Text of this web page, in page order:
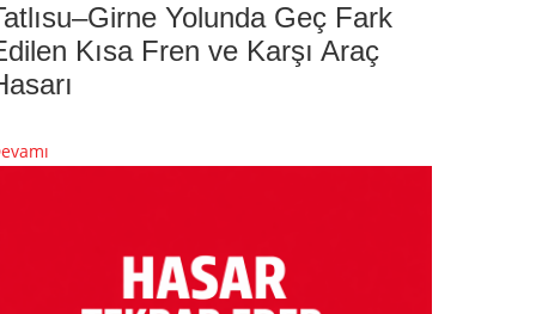
Yolunda Geç Fark
Kısa Fren ve Karşı Araç